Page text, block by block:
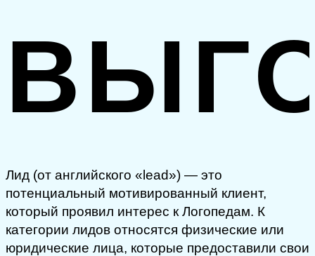
Лид (от английского «lead») — это
потенциальный мотивированный клиент,
который проявил интерес к Логопедам. К
категории лидов относятся физические или
юридические лица, которые предоставили свои